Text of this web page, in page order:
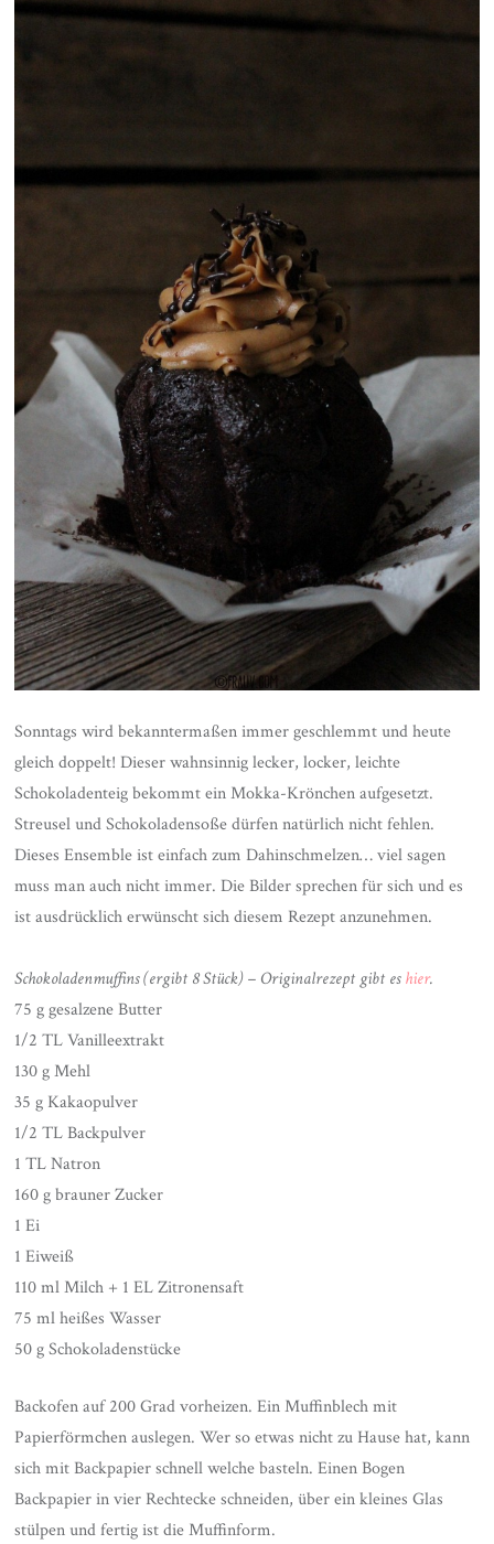
Sonntags wird bekanntermaßen immer geschlemmt und heute
gleich doppelt! Dieser wahnsinnig lecker, locker, leichte
Schokoladenteig bekommt ein Mokka-Krönchen aufgesetzt.
Streusel und Schokoladensoße dürfen natürlich nicht fehlen.
Dieses Ensemble ist einfach zum Dahinschmelzen… viel sagen
muss man auch nicht immer. Die Bilder sprechen für sich und es
ist ausdrücklich erwünscht sich diesem Rezept anzunehmen.
Schokoladenmuffins (ergibt 8 Stück) – Originalrezept gibt eshier.
75 g gesalzene Butter
1/2 TL Vanilleextrakt
130 g Mehl
35 g Kakaopulver
1/2 TL Backpulver
1 TL Natron
160 g brauner Zucker
1 Ei
1 Eiweiß
110 ml Milch + 1 EL Zitronensaft
75 ml heißes Wasser
50 g Schokoladenstücke
Backofen auf 200 Grad vorheizen. Ein Muffinblech mit
Papierförmchen auslegen. Wer so etwas nicht zu Hause hat, kann
sich mit Backpapier schnell welche basteln. Einen Bogen
Backpapier in vier Rechtecke schneiden, über ein kleines Glas
stülpen und fertig ist die Muffinform.